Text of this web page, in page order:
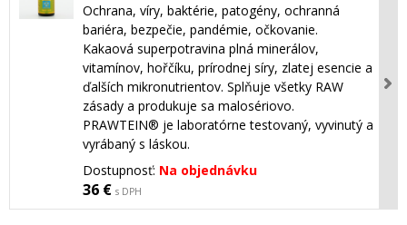
Ochrana, víry, baktérie, patogény, ochranná
bariéra, bezpečie, pandémie, očkovanie.
Kakaová superpotravina plná minerálov,
vitamínov, hořčíku, prírodnej síry, zlatej esencie a
ďalších mikronutrientov. Splňuje všetky RAW
zásady a produkuje sa malosériovo.
PRAWTEIN® je laboratórne testovaný, vyvinutý a
vyrábaný s láskou.
Dostupnosť: Na objednávku
36 € s DPH